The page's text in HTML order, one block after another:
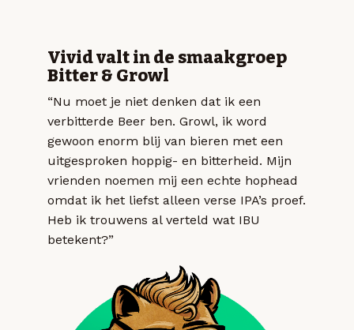
Vivid valt in de smaakgroep
Bitter & Growl
“Nu moet je niet denken dat ik een
verbitterde Beer ben. Growl, ik word
gewoon enorm blij van bieren met een
uitgesproken hoppig- en bitterheid. Mijn
vrienden noemen mij een echte hophead
omdat ik het liefst alleen verse IPA’s proef.
Heb ik trouwens al verteld wat IBU
betekent?”